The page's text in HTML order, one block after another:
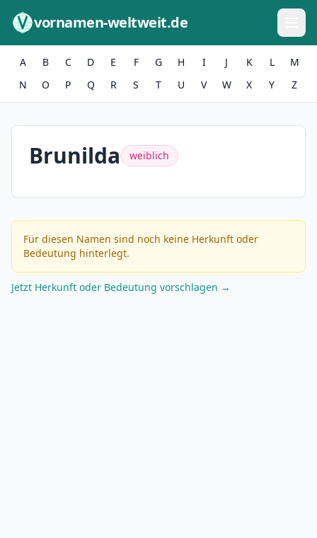
vornamen-weltweit.de
A B C D E F G H I J K L
M
N
O P Q R S T U V W X Y Z
Brunilda weiblich
Für diesen Namen sind noch keine Herkunft oder
Bedeutung hinterlegt.
Jetzt Herkunft oder Bedeutung vorschlagen →